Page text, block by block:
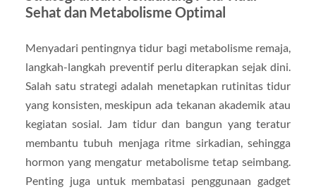
Sehat dan Metabolisme Optimal
Menyadari pentingnya tidur bagi metabolisme remaja,
langkah-langkah preventif perlu diterapkan sejak dini.
Salah satu strategi adalah menetapkan rutinitas tidur
yang konsisten, meskipun ada tekanan akademik atau
kegiatan sosial. Jam tidur dan bangun yang teratur
membantu tubuh menjaga ritme sirkadian, sehingga
hormon yang mengatur metabolisme tetap seimbang.
Penting juga untuk membatasi penggunaan gadget